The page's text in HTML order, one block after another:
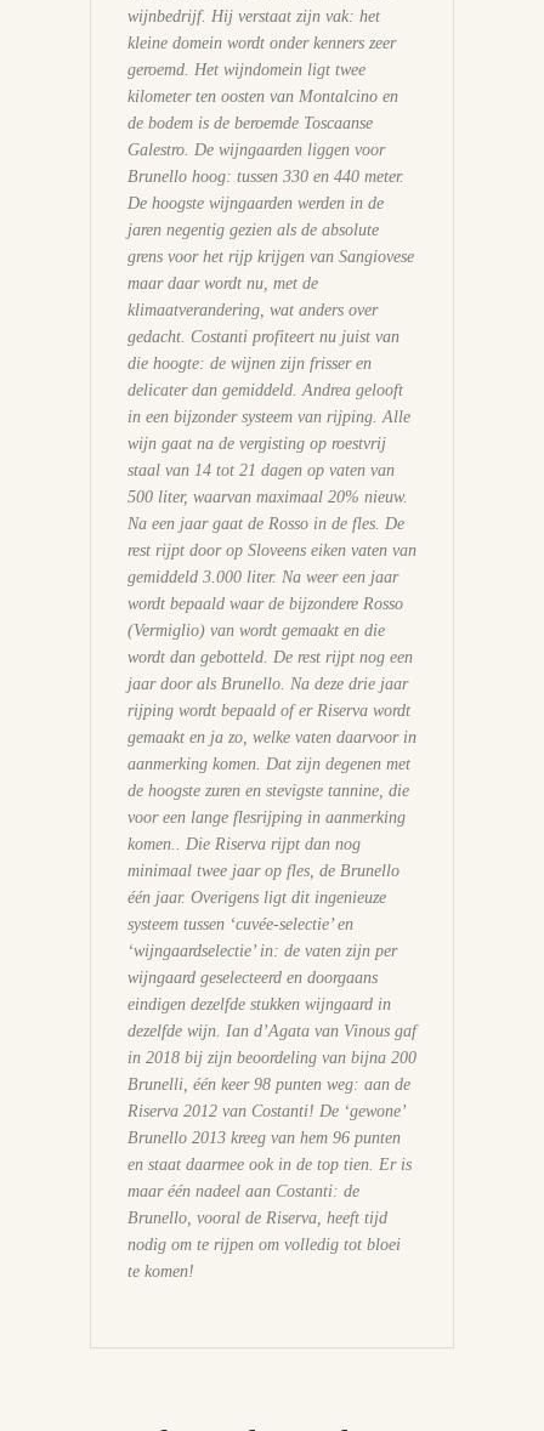
wijnbedrijf. Hij verstaat zijn vak: het
kleine domein wordt onder kenners zeer
geroemd. Het wijndomein ligt twee
kilometer ten oosten van Montalcino en
de bodem is de beroemde Toscaanse
Galestro. De wijngaarden liggen voor
Brunello hoog: tussen 330 en 440 meter.
De hoogste wijngaarden werden in de
jaren negentig gezien als de absolute
grens voor het rijp krijgen van Sangiovese
maar daar wordt nu, met de
klimaatverandering, wat anders over
gedacht. Costanti profiteert nu juist van
die hoogte: de wijnen zijn frisser en
delicater dan gemiddeld. Andrea gelooft
in een bijzonder systeem van rijping. Alle
wijn gaat na de vergisting op roestvrij
staal van 14 tot 21 dagen op vaten van
500 liter, waarvan maximaal 20% nieuw.
Na een jaar gaat de Rosso in de fles. De
rest rijpt door op Sloveens eiken vaten van
gemiddeld 3.000 liter. Na weer een jaar
wordt bepaald waar de bijzondere Rosso
(Vermiglio) van wordt gemaakt en die
wordt dan gebotteld. De rest rijpt nog een
jaar door als Brunello. Na deze drie jaar
rijping wordt bepaald of er Riserva wordt
gemaakt en ja zo, welke vaten daarvoor in
aanmerking komen. Dat zijn degenen met
de hoogste zuren en stevigste tannine, die
voor een lange flesrijping in aanmerking
komen.. Die Riserva rijpt dan nog
minimaal twee jaar op fles, de Brunello
één jaar. Overigens ligt dit ingenieuze
systeem tussen ‘cuvée-selectie’ en
‘wijngaardselectie’ in: de vaten zijn per
wijngaard geselecteerd en doorgaans
eindigen dezelfde stukken wijngaard in
dezelfde wijn. Ian d’Agata van Vinous gaf
in 2018 bij zijn beoordeling van bijna 200
Brunelli, één keer 98 punten weg: aan de
Riserva 2012 van Costanti! De ‘gewone’
Brunello 2013 kreeg van hem 96 punten
en staat daarmee ook in de top tien. Er is
maar één nadeel aan Costanti: de
Brunello, vooral de Riserva, heeft tijd
nodig om te rijpen om volledig tot bloei
te komen!